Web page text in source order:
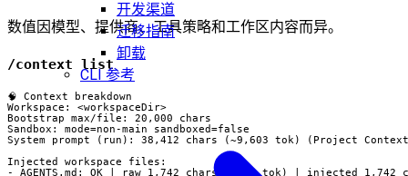
开发渠道
迁移指南
卸载
CLI 参考
数值因模型、提供商、工具策略和工作区内容而异。
/context list
🧠 Context breakdown
Workspace: <workspaceDir>
Bootstrap max/file: 20,000 chars
Sandbox: mode=non-main sandboxed=false
System prompt (run): 38,412 chars (~9,603 tok) (Project
Injected workspace files:
- AGENTS.md: OK | raw 1,742 chars (~436 tok) | injected 1,742